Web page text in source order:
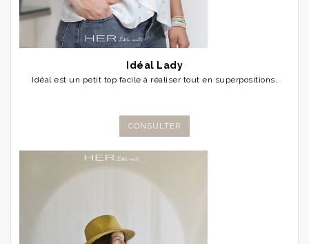
Idéal Lady
Idéal est un petit top facile à réaliser tout en superpositions.
CONSULTER